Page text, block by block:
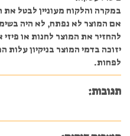
אם המוצר לא נפתח, לא היה
להחזיר את המוצר לחנות או
לפחות.
תגובות: